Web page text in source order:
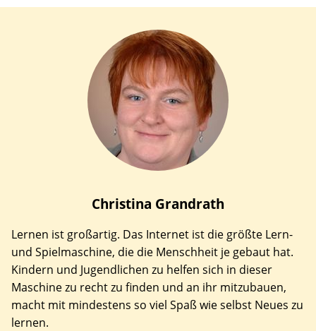
Christina Grandrath
Lernen ist großartig. Das Internet ist die größte Lern-
und Spielmaschine, die die Menschheit je gebaut hat.
Kindern und Jugendlichen zu helfen sich in dieser
Maschine zu recht zu finden und an ihr mitzubauen,
macht mit mindestens so viel Spaß wie selbst Neues zu
lernen.